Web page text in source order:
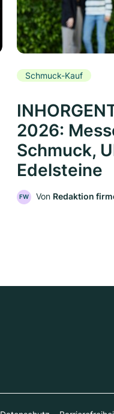
Schmuck-Kauf
2026:
Schmuck,
Edelsteine
FW Von Redaktion